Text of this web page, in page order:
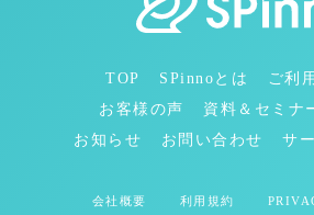
TOP SPinnoとは
ご利
お客様の声
資料＆セミナ
お知らせ
お問い合わせ サ
会社概要 利用規約